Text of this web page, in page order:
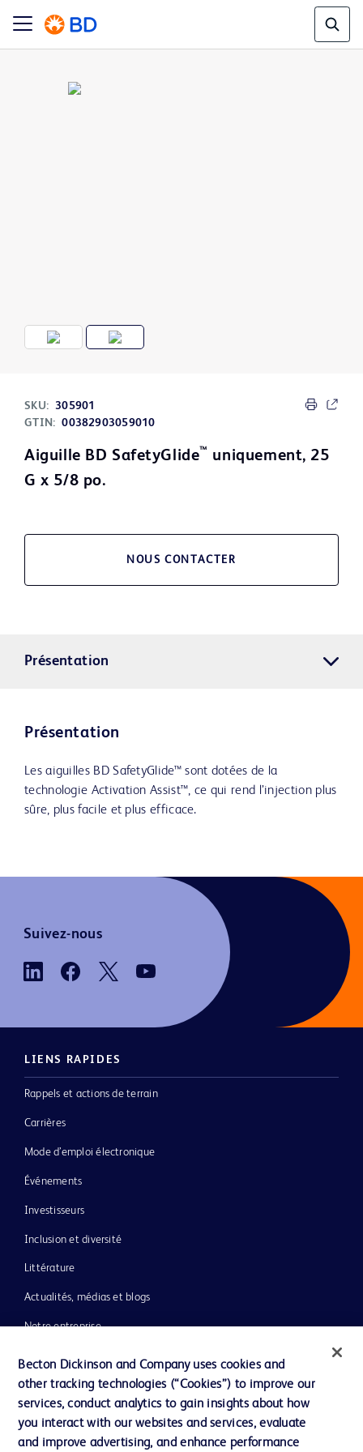
SKU: 305901
GTIN: 00382903059010
Aiguille BD SafetyGlide™ uniquement, 25
G x 5/8 po.
NOUS CONTACTER
Présentation
Présentation
Les aiguilles BD SafetyGlide™ sont dotées de la
technologie Activation Assist™, ce qui rend l’injection plus
sûre, plus facile et plus efficace.
Suivez-nous
LIENS RAPIDES
Rappels et actions de terrain
Carrières
Mode d’emploi électronique
Événements
Investisseurs
Inclusion et diversité
Littérature
Actualités, médias et blogs
Notre entreprise
Assistance
Becton Dickinson and Company uses cookies and
other tracking technologies (“Cookies”) to improve our
services, conduct analytics to gain insights about how
you interact with our websites and services, evaluate
and improve advertising, and enhance performance